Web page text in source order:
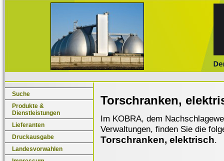
Suche
Produkte &
Dienstleistungen
Lieferanten
Druckausgabe
Landesvorwahlen
Torschranken,
Im KOBRA, dem
Verwaltungen, finden Sie die
Torschranken, elektrisch.